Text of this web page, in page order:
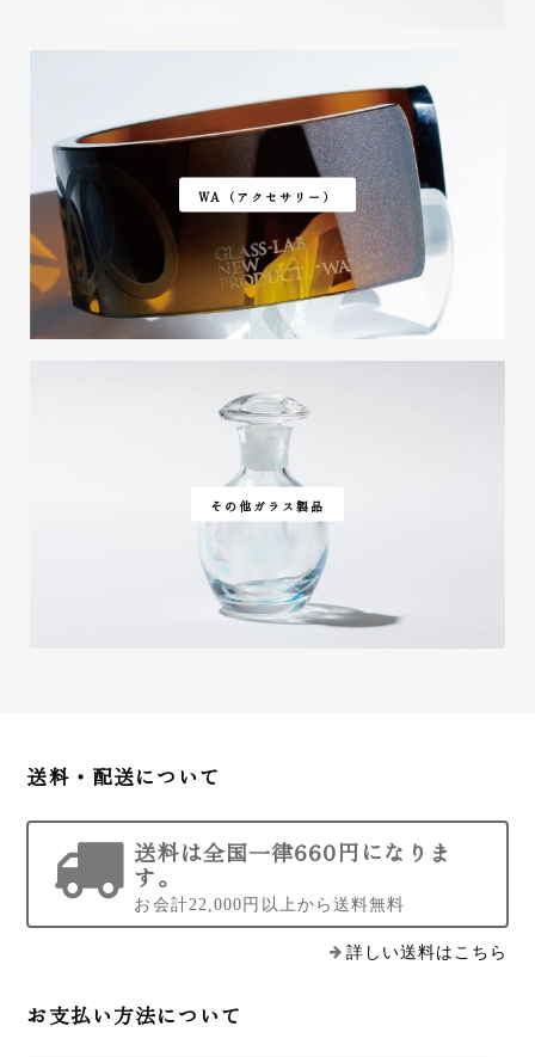
実験的に作った素材を加工したもの
で、お酒を注いだ時の紅葉がクッキ
リ現れる姿は手前味噌ですがとても
美しいと思っております。 末長く使
っていただければ幸いです。引き続
き応援よろしくお願い致します！
砂切子 花火（金紫×ライトブルー）【名入れ無料 アルファベット12文字まで】
丁寧な対応に感謝しています。商品も綺麗でさすが日本の伝統
工芸だと驚きがありました。またご縁がありましたら宜しくお
この度は誠にありがとうございま
す！人気の花火の切子です。隅田川
の水面に映る花火をイメージして制
自分でも使っていてとても気に入っていたので、今回はお世話
になった方へのお礼として贈りました。とても喜んでもらえま
した。親切で丁寧な対応で、無理も聞いていただき、とても感
WA（アクセサリー）
その他ガラス製品
送料・配送について
送料は全国一律660円になりま
す。
お会計22,000円以上から送料無料
詳しい送料はこちら
お支払い方法について